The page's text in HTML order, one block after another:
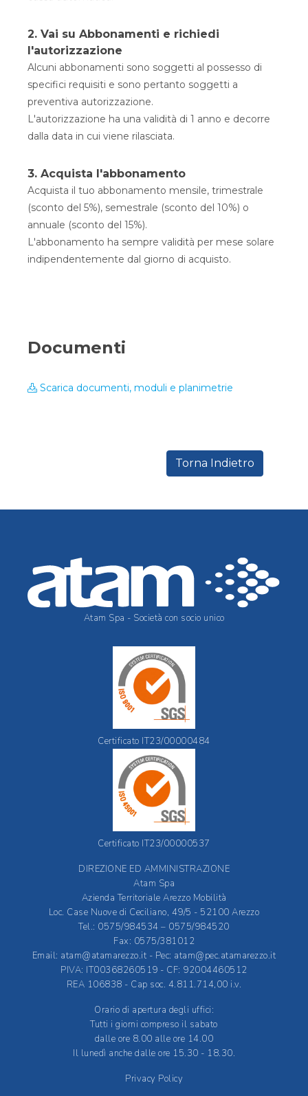
2. Vai su Abbonamenti e richiedi
l'autorizzazione
Alcuni abbonamenti sono soggetti al possesso di
specifici requisiti e sono pertanto soggetti a
preventiva autorizzazione.
L'autorizzazione ha una validità di 1 anno e decorre
dalla data in cui viene rilasciata.
3. Acquista l'abbonamento
Acquista il tuo abbonamento mensile, trimestrale
(sconto del 5%), semestrale (sconto del 10%) o
annuale (sconto del 15%).
L'abbonamento ha sempre validità per mese solare
indipendentemente dal giorno di acquisto.
Documenti
Scarica documenti, moduli e planimetrie
Torna Indietro
Atam Spa - Società con socio unico
Certificato IT23/00000484
Certificato IT23/00000537
DIREZIONE ED AMMINISTRAZIONE
Atam Spa
Azienda Territoriale Arezzo Mobilità
Loc. Case Nuove di Ceciliano, 49/5 - 52100 Arezzo
Tel.: 0575/984534 – 0575/984520
Fax: 0575/381012
Email: atam@atamarezzo.it - Pec: atam@pec.atamarezzo.it
PIVA: IT00368260519 - CF: 92004460512
REA 106838 - Cap soc. 4.811.714,00 i.v.
Orario di apertura degli uffici:
Tutti i giorni compreso il sabato
dalle ore 8.00 alle ore 14.00
Il lunedì anche dalle ore 15.30 - 18.30.
Privacy Policy